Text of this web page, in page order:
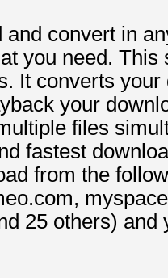
convert in
you need.
It converts
your
files
fastest
from the
25 others)